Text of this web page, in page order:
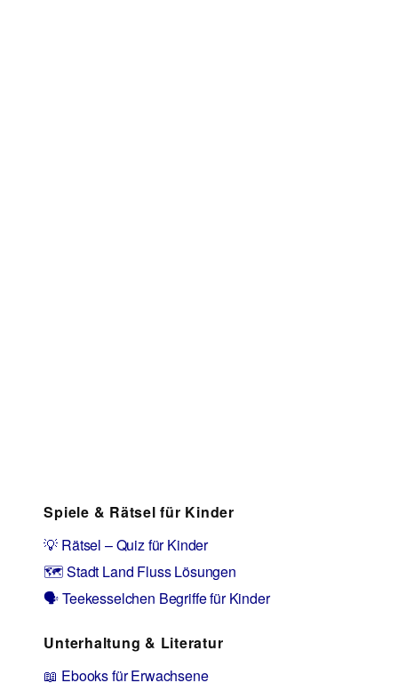
Spiele & Rätsel für Kinder
💡 Rätsel – Quiz für Kinder
🗺️ Stadt Land Fluss Lösungen
🗣️ Teekesselchen Begriffe für Kinder
Unterhaltung & Literatur
📖 Ebooks für Erwachsene